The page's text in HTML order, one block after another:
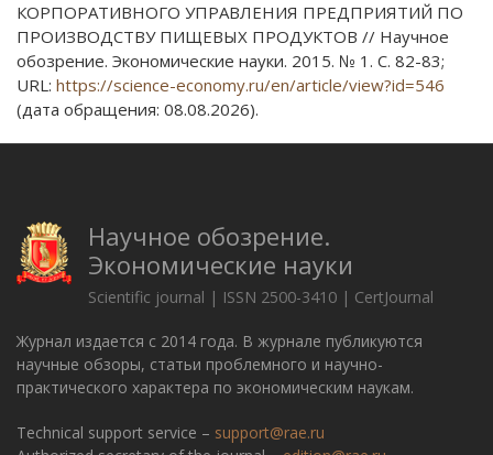
КОРПОРАТИВНОГО УПРАВЛЕНИЯ ПРЕДПРИЯТИЙ ПО
ПРОИЗВОДСТВУ ПИЩЕВЫХ ПРОДУКТОВ // Научное
обозрение. Экономические науки. 2015. № 1. С. 82-83;
URL: https://science-economy.ru/en/article/view?id=546
(дата обращения: 08.08.2026).
Научное обозрение.
Экономические науки
Scientific journal | ISSN 2500-3410 | CertJournal
Журнал издается с 2014 года. В журнале публикуются
научные обзоры, статьи проблемного и научно-
практического характера по экономическим наукам.
Technical support service – support@rae.ru